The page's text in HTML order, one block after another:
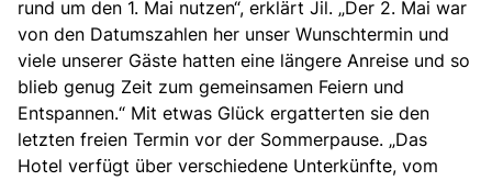
rund um den 1. Mai nutzen“, erklärt Jil. „Der 2. Mai war
von den Datumszahlen her unser Wunschtermin und
viele unserer Gäste hatten eine längere Anreise und so
blieb genug Zeit zum gemeinsamen Feiern und
Entspannen.“ Mit etwas Glück ergatterten sie den
letzten freien Termin vor der Sommerpause. „Das
Hotel verfügt über verschiedene Unterkünfte, vom